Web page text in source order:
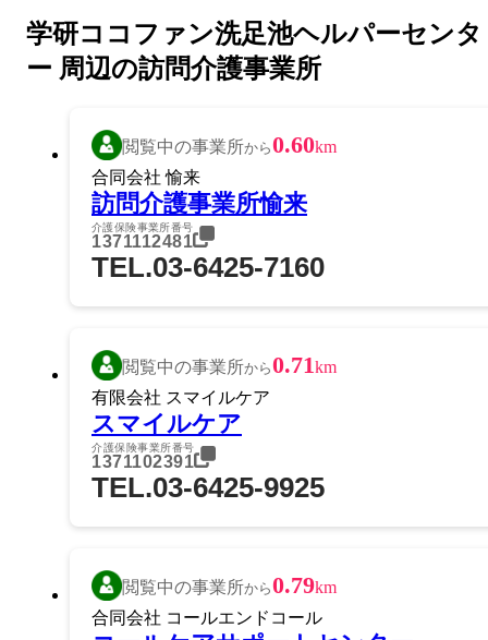
学研ココファン洗足池ヘルパーセンタ
ー 周辺の訪問介護事業所
閲覧中の事業所から0.60km
合同会社 愉来
訪問介護事業所愉来
介護保険事業所番号
1371112481
TEL.03-6425-7160
閲覧中の事業所から0.71km
有限会社 スマイルケア
スマイルケア
介護保険事業所番号
1371102391
TEL.03-6425-9925
閲覧中の事業所から0.79km
合同会社 コールエンドコール